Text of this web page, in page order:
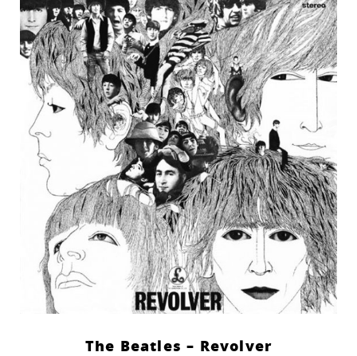
The Beatles – Revolver